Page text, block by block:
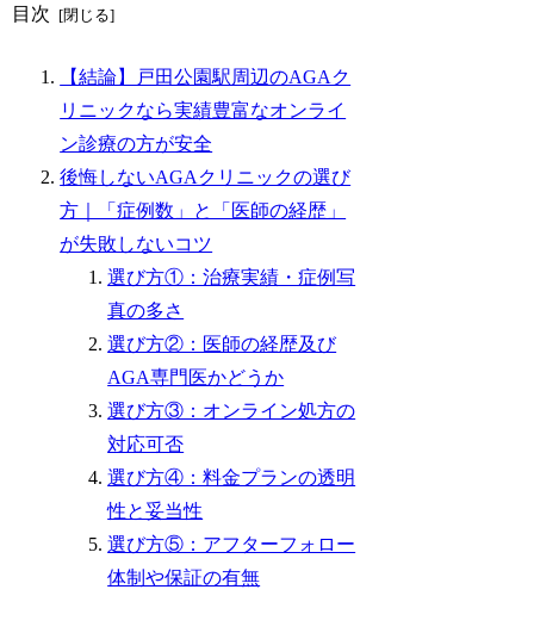
目次
【結論】戸田公園駅周辺のAGAク
リニックなら実績豊富なオンライ
ン診療の方が安全
後悔しないAGAクリニックの選び
方｜「症例数」と「医師の経歴」
が失敗しないコツ
選び方①：治療実績・症例写
真の多さ
選び方②：医師の経歴及び
AGA専門医かどうか
選び方③：オンライン処方の
対応可否
選び方④：料金プランの透明
性と妥当性
選び方⑤：アフターフォロー
体制や保証の有無